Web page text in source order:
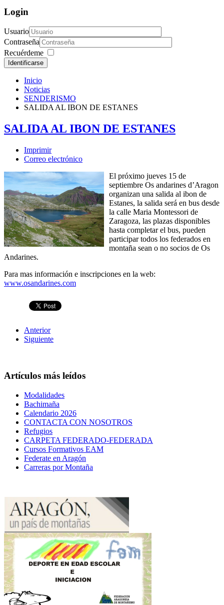
Login
Usuario
Contraseña
Recuérdeme
Identificarse
Inicio
Noticias
SENDERISMO
SALIDA AL IBON DE ESTANES
SALIDA AL IBON DE ESTANES
Imprimir
Correo electrónico
El próximo jueves 15 de
septiembre Os andarines d’Aragon
organizan una salida al ibon de
Estanes, la salida será en bus desde
la calle Maria Montessori de
Zaragoza, las plazas disponibles
hasta completar el bus, pueden
participar todos los federados en
montaña sean o no socios de Os
Andarines.
Para mas información e inscripciones en la web:
www.osandarines.com
Anterior
Siguiente
Artículos más leídos
Modalidades
Bachimaña
Calendario 2026
CONTACTA CON NOSOTROS
Refugios
CARPETA FEDERADO-FEDERADA
Cursos Formativos EAM
Federate en Aragón
Carreras por Montaña